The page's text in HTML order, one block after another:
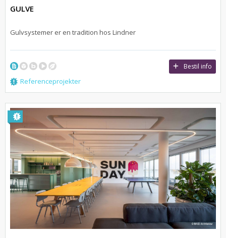
GULVE
Gulvsystemer er en tradition hos Lindner
Bestil info
Referenceprojekter